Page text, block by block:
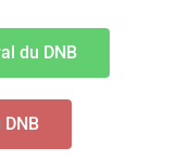
du DNB